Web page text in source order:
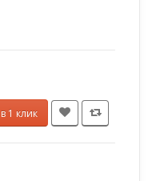
1 клик